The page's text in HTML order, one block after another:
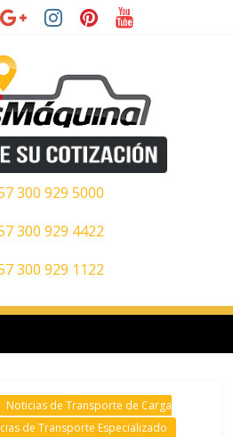
300 929 5000
300 929 4422
300 929 1122
Noticias de Transporte de Carga
de Transporte Especializado